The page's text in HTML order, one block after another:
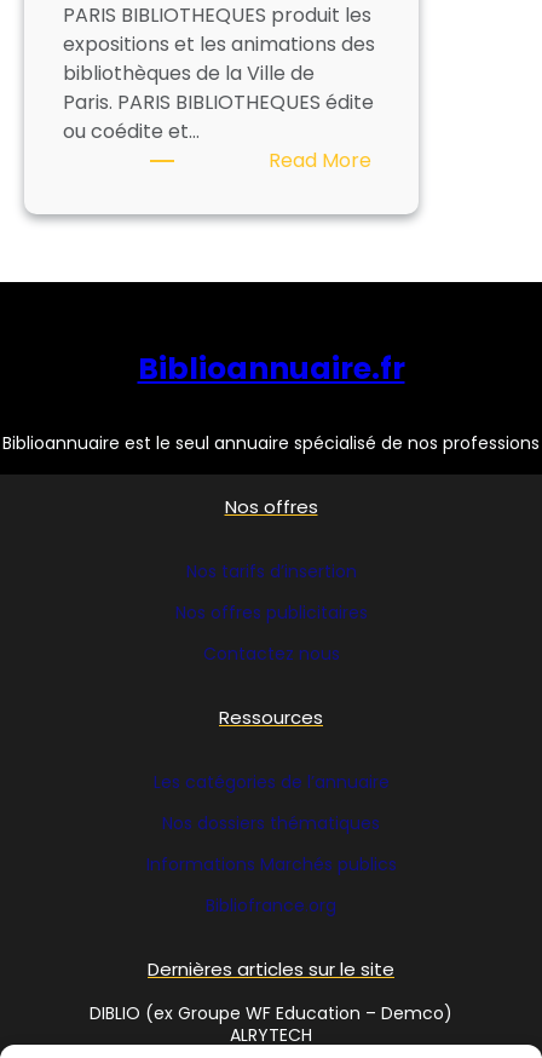
PARIS BIBLIOTHEQUES produit les
expositions et les animations des
bibliothèques de la Ville de
Paris. PARIS BIBLIOTHEQUES édite
ou coédite et…
Read More:
BIBLIOTHEQUES
Biblioannuaire.fr
Biblioannuaire est le seul annuaire spécialisé de nos professions
Nos offres
Nos tarifs d’insertion
Nos offres publicitaires
Contactez nous
Ressources
Les catégories de l’annuaire
Nos dossiers thématiques
Informations Marchés publics
Bibliofrance.org
Dernières articles sur le site
DIBLIO (ex Groupe WF Education – Demco)
ALRYTECH